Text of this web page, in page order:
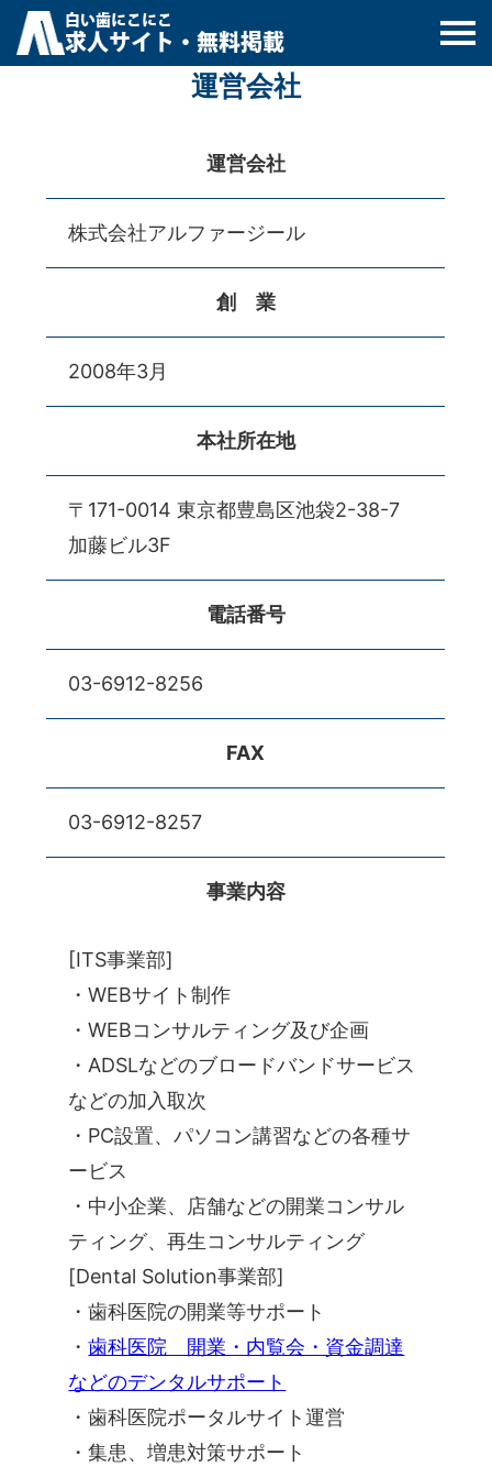
白 い歯にこにこ
求人サイト・無料掲載
運営会社
運営会社
株式会社アルファージール
創 業
2008年3月
本社所在地
〒171-0014 東京都豊島区池袋2-38-7
加藤ビル3F
電話番号
03-6912-8256
FAX
03-6912-8257
事業内容
[ITS事業部]
・WEBサイト制作
・WEBコンサルティング及び企画
・ADSLなどのブロードバンドサービス
などの加入取次
・PC設置、パソコン講習などの各種サ
ービス
・中小企業、店舗などの開業コンサル
ティング、再生コンサルティング
[Dental Solution事業部]
・歯科医院の開業等サポート
・歯科医院 開業・内覧会・資金調達
などのデンタルサポート
・歯科医院ポータルサイト運営
・集患、増患対策サポート